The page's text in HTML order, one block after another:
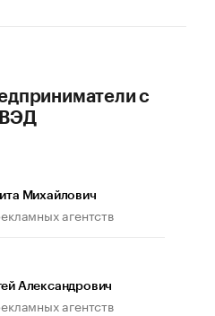
с
Михайлович
агентств
Александрович
агентств